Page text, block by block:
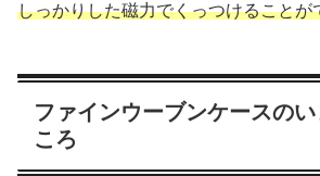
しっかりした磁力でくっつけることが
ファインウーブンケースの
ころ